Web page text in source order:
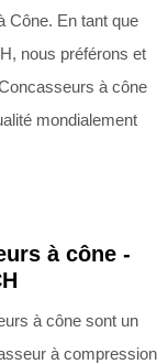
Cône. En tant que
nous préférons et
à cône
mondialement
à cône -
à cône sont un
à compression